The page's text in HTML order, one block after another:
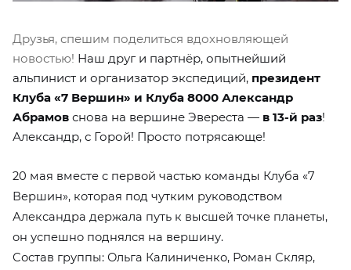
Друзья, спешим поделиться вдохновляющей
новостью! Наш друг и партнёр, опытнейший
альпинист и организатор экспедиций, президент
Клуба «7 Вершин» и Клуба 8000 Александр
Абрамов снова на вершине Эвереста — в 13-й раз!
Александр, с Горой! Просто потрясающе!
20 мая вместе с первой частью команды Клуба «7
Вершин», которая под чутким руководством
Александра держала путь к высшей точке планеты,
он успешно поднялся на вершину.
Состав группы: Ольга Калиниченко, Роман Скляр,